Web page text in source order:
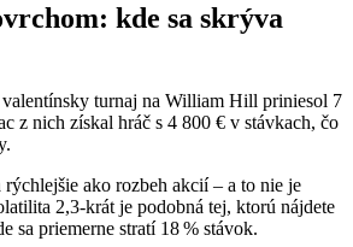
kde sa skrýva
turnaj na William Hill priniesol 7
z nich získal hráč s 4 800 € v stávkach, čo
rýchlejšie ako rozbeh akcií – a to nie je
2,3‑krát je podobná tej, ktorú nájdete
sa priemerne stratí 18 % stávok.